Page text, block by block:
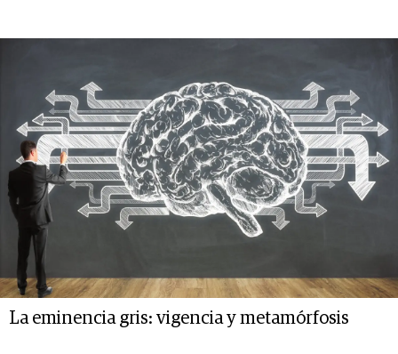
La eminencia gris: vigencia y metamórfosis